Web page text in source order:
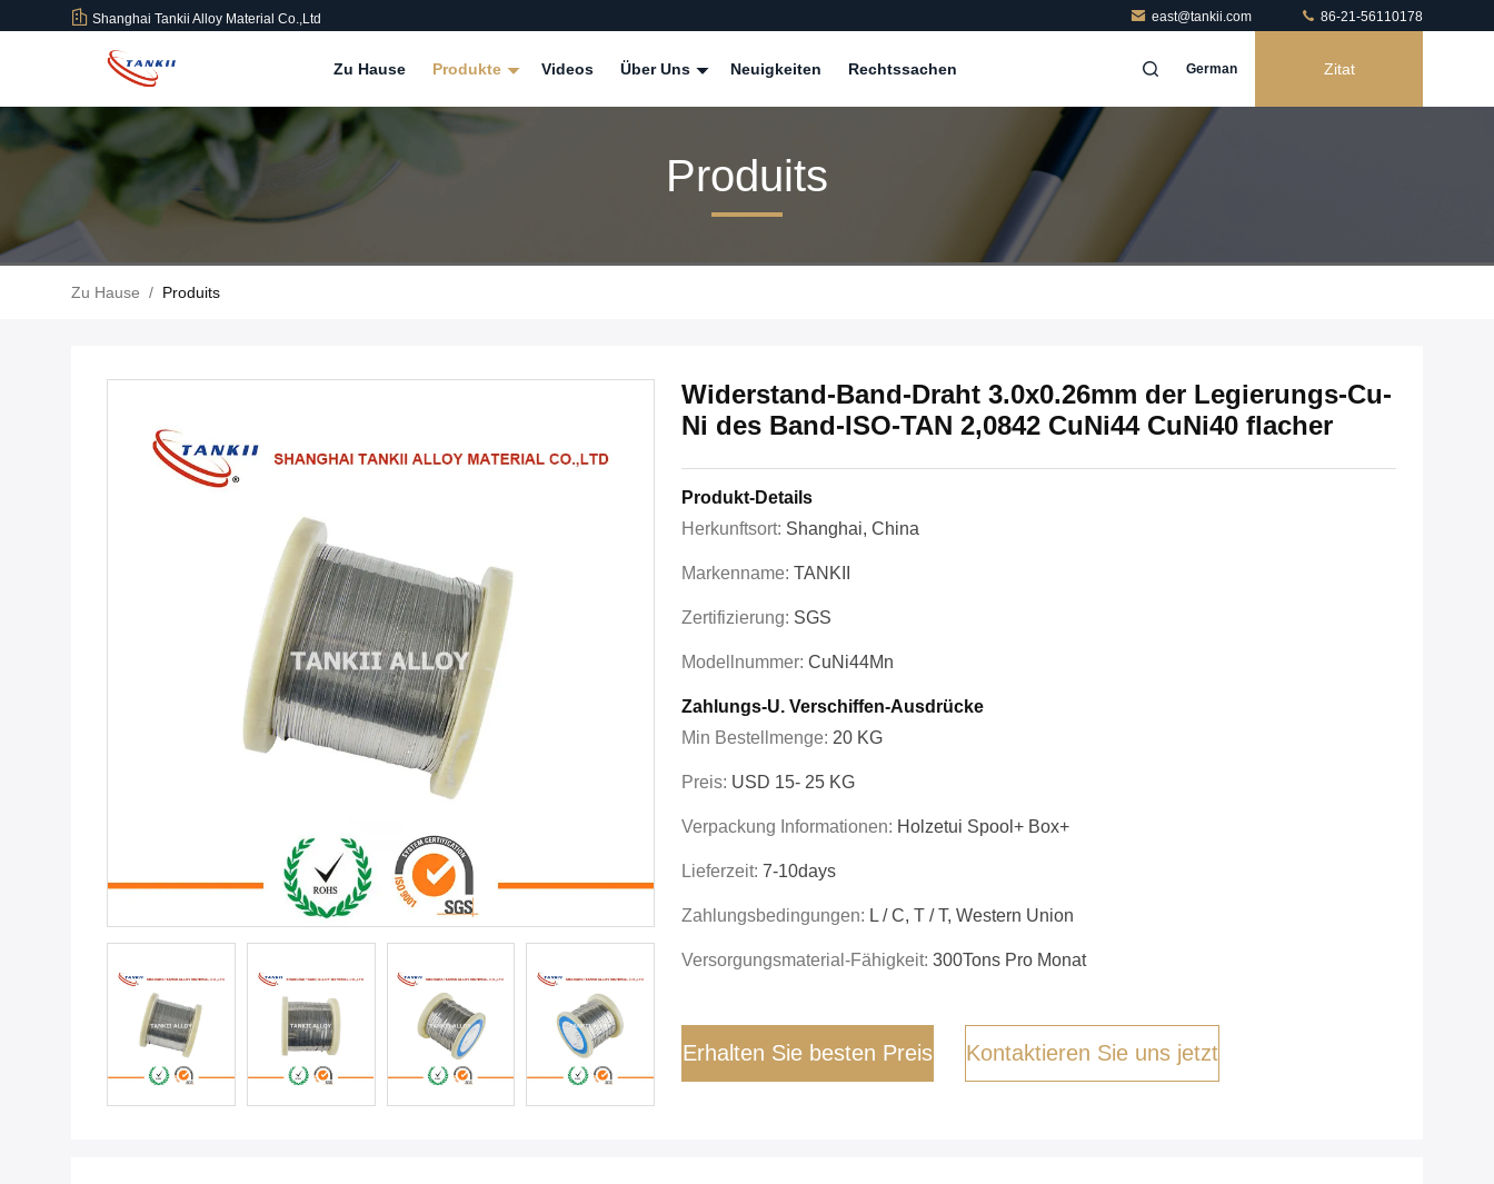
Shanghai Tankii Alloy Material Co.,Ltd east@tankii.com 86-21-56110178
Zu Hause Produkte Videos Über Uns Neuigkeiten Rechtssachen German Zitat
Produits
Zu Hause / Produits
Widerstand-Band-Draht 3.0x0.26mm der Legierungs-Cu-
Ni des Band-ISO-TAN 2,0842 CuNi44 CuNi40 flacher
Produkt-Details
Herkunftsort: Shanghai, China
Markenname: TANKII
Zertifizierung: SGS
Modellnummer: CuNi44Mn
Zahlungs-U. Verschiffen-Ausdrücke
Min Bestellmenge: 20 KG
Preis: USD 15- 25 KG
Verpackung Informationen: Holzetui Spool+ Box+
Lieferzeit: 7-10days
Zahlungsbedingungen: L / C, T / T, Western Union
Versorgungsmaterial-Fähigkeit: 300Tons Pro Monat
Erhalten Sie besten Preis Kontaktieren Sie uns jetzt